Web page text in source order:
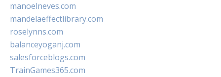
manoelneves.com
mandelaeffectlibrary.com
roselynns.com
balanceyoganj.com
salesforceblogs.com
TrainGames365.com